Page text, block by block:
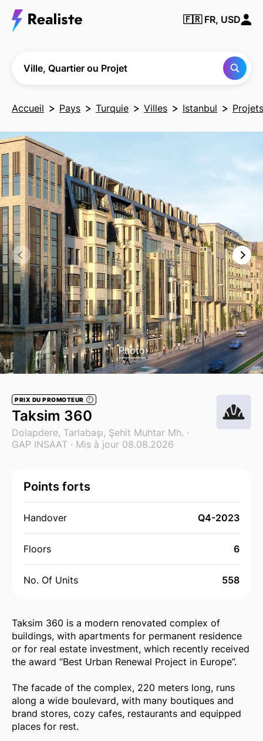
🇫🇷 FR, USD
Ville, Quartier ou Projet
Accueil Pays Turquie Villes Istanbul Projets
Photo
PRIX DU PROMOTEUR ?
Taksim 360
Dolapdere, Tarlabaşı, Şehit Muhtar Mh. ·
GAP INSAAT · Mis à jour 08.08.2026
Points forts
Handover Q4-2023
Floors 6
No. Of Units 558
Taksim 360 is a modern renovated complex of
buildings, with apartments for permanent residence
or for real estate investment, which recently received
the award “Best Urban Renewal Project in Europe”.
The facade of the complex, 220 meters long, runs
along a wide boulevard, with many boutiques and
brand stores, cozy cafes, restaurants and equipped
places for rest.